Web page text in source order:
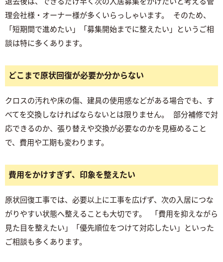
理会社様・オーナー様が多くいらっしゃいます。 そのため、
「短期間で進めたい」「募集開始までに整えたい」というご相
談は特に多くあります。
どこまで原状回復が必要か分からない
クロスの汚れや床の傷、建具の使用感などがある場合でも、す
べてを交換しなければならないとは限りません。 部分補修で対
応できるのか、張り替えや交換が必要なのかを見極めること
で、費用や工期も変わります。
費用をかけすぎず、印象を整えたい
原状回復工事では、必要以上に工事を広げず、次の入居につな
がりやすい状態へ整えることも大切です。 「費用を抑えながら
見た目を整えたい」「優先順位をつけて対応したい」といった
ご相談も多くあります。